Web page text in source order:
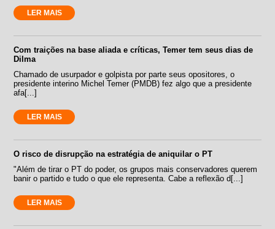
LER MAIS
Com traições na base aliada e críticas, Temer tem seus dias de
Dilma
Chamado de usurpador e golpista por parte seus opositores, o
presidente interino Michel Temer (PMDB) fez algo que a presidente
afa[...]
LER MAIS
O risco de disrupção na estratégia de aniquilar o PT
"Além de tirar o PT do poder, os grupos mais conservadores querem
banir o partido e tudo o que ele representa. Cabe a reflexão d[...]
LER MAIS